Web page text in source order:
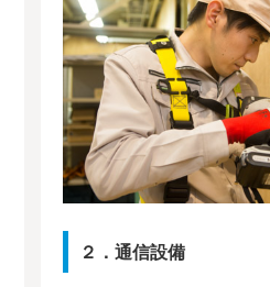
２．通信設備